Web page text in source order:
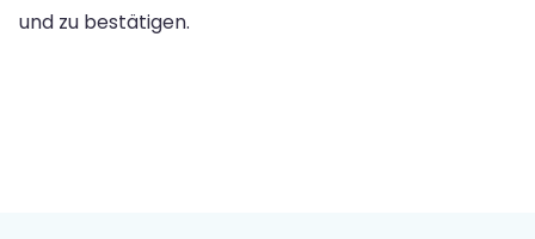
und zu bestätigen.